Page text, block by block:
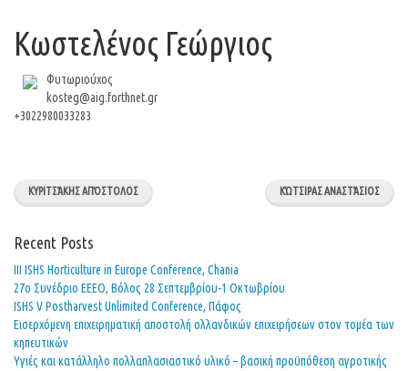
Κωστελένος Γεώργιος
Φυτωριούχος
kosteg@aig.forthnet.gr
+3022980033283
ΚΏΤΣΙΡΑΣ ΑΝΑΣΤΆΣΙΟΣ
ΚΥΡΙΤΣΆΚΗΣ ΑΠΌΣΤΟΛΟΣ
Recent Posts
ΙΙΙ ISHS Horticulture in Europe Conference, Chania
27o Συνέδριο ΕΕΕΟ, Βόλος 28 Σεπτεμβρίου-1 Οκτωβρίου
ISHS V Postharvest Unlimited Conference, Πάφος
Εισερχόμενη επιχειρηματική αποστολή ολλανδικών επιχειρήσεων στον τομέα των
κηπευτικών
Υγιές και κατάλληλο πολλαπλασιαστικό υλικό – βασική προϋπόθεση αγροτικής